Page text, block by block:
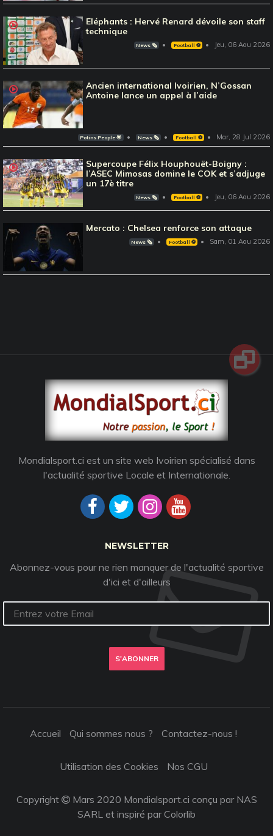
Eléphants : Hervé Renard dévoile son staff
technique
News 🗞️ Football ⚽️ Jeu, 06 Aou 2026
Ancien international Ivoirien, N’Gossan
Antoine lance un appel à l’aide
Potins People 🌟 News 🗞️ Football ⚽️ Mar, 28 Jul 2026
Supercoupe Félix Houphouët-Boigny :
l’ASEC Mimosas domine le COK et s’adjuge
un 17è titre
News 🗞️ Football ⚽️ Jeu, 06 Aou 2026
Mercato : Chelsea renforce son attaque
News 🗞️ Football ⚽️ Sam, 01 Aou 2026
Mondialsport.ci est un site web Ivoirien spécialisé dans
l'actualité sportive Locale et Internationale.
NEWSLETTER
Abonnez-vous pour ne rien manquer de l'actualité sportive
d'ici et d'ailleurs
S'ABONNER
Accueil Qui sommes nous ? Contactez-nous !
Utilisation des Cookies Nos CGU
Copyright
Mars 2020 Mondialsport.ci conçu par NAS
SARL et inspiré parColorlib